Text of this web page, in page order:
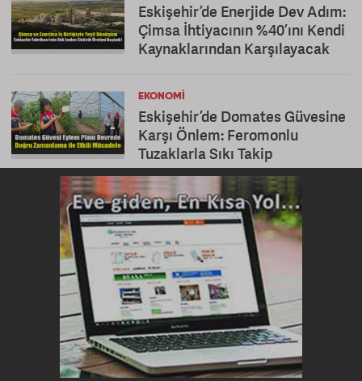
Eskişehir’de Enerjide Dev Adım:
Çimsa İhtiyacının %40’ını Kendi
Kaynaklarından Karşılayacak
EKONOMI
Eskişehir’de Domates Güvesine
Karşı Önlem: Feromonlu
Tuzaklarla Sıkı Takip